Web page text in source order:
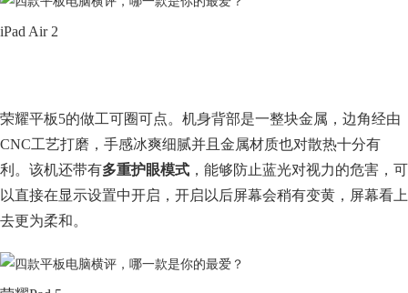
iPad Air 2
荣耀平板5的做工可圈可点。机身背部是一整块金属，边角经由
CNC工艺打磨，手感冰爽细腻并且金属材质也对散热十分有
利。该机还带有多重护眼模式 ，能够防止蓝光对视力的危害，可
以直接在显示设置中开启，开启以后屏幕会稍有变黄，屏幕看上
去更为柔和。